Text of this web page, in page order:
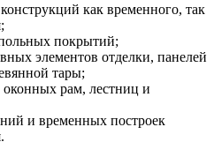
как временного, так
покрытий;
элементов отделки, панелей
тары;
оконных рам, лестниц и
и временных построек